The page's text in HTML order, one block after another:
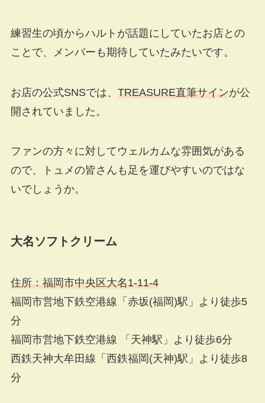
練習生の頃からハルトが話題にしていたお店との
ことで、メンバーも期待していたみたいです。
お店の公式SNSでは、 TREASURE直筆サインが公
開されていました。
ファンの方々に対してウェルカムな雰囲気がある
ので、トュメの皆さんも足を運びやすいのではな
いでしょうか。
大名ソフトクリーム
住所：福岡市中央区大名1-11-4
福岡市営地下鉄空港線「赤坂(福岡)駅」より徒歩5
分
福岡市営地下鉄空港線 「天神駅」より徒歩6分
西鉄天神大牟田線「西鉄福岡(天神)駅」より徒歩8
分